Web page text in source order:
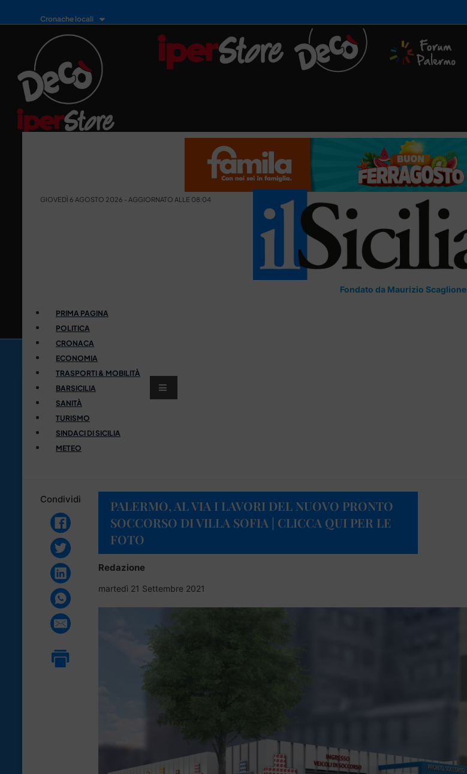
Cronache locali
GIOVEDÌ 6 AGOSTO 2026 - AGGIORNATO ALLE 08:04
Fondato da Maurizio Scaglione
PRIMA PAGINA
POLITICA
CRONACA
ECONOMIA
TRASPORTI & MOBILITÀ
BARSICILIA
SANITÀ
TURISMO
SINDACI DI SICILIA
METEO
Condividi
PALERMO, AL VIA I LAVORI DEL NUOVO PRONTO
SOCCORSO DI VILLA SOFIA | CLICCA QUI PER LE
FOTO
Redazione
martedì 21 Settembre 2021